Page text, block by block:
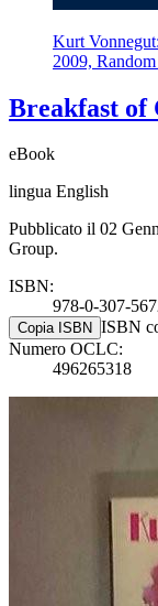
Kurt
2009,
Breakfast of
eBook
lingua English
Pubblicato il 02
Group.
ISBN:
978-0-307-
Copia ISBN ISBN
Numero OCLC:
496265318